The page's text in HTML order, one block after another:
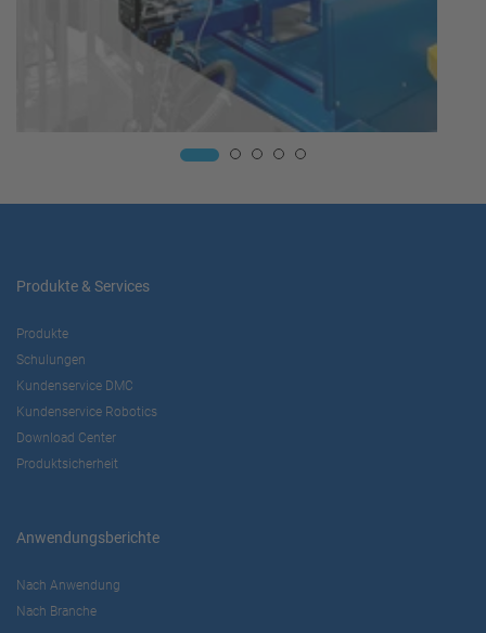
Produkte & Services
Produkte
Schulungen
Kundenservice DMC
Kundenservice Robotics
Download Center
Produktsicherheit
Anwendungsberichte
Nach Anwendung
Nach Branche